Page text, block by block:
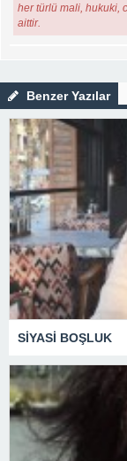
her türlü mali, hukuki,
aittir.
Benzer Yazılar
SİYASİ BOŞLUK